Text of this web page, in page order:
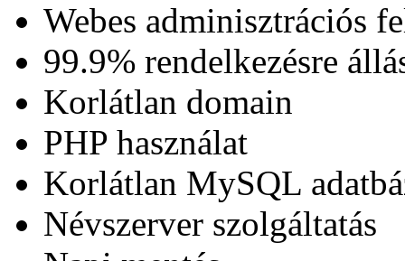
Webes adminisztrációs
99.9% rendelkezésre
Korlátlan domain
PHP használat
Korlátlan MySQL
Névszerver szolgáltatás